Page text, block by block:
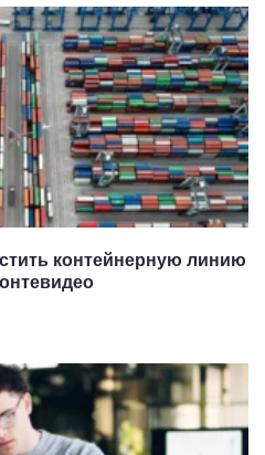
контейнерную линию